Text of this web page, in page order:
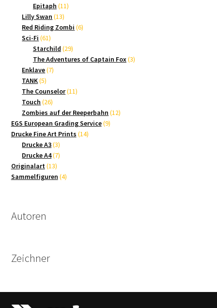
Produkte
Epitaph 1111
Lilly Swan 1313
Produkte
Red Riding Zombi 66
Sci-Fi 6161
Produkte
Starchild 2929
Produkte
The Adventures of Captain Fox 33
Enklave 77
TANK 55
Produkte
The Counselor 1111
Touch 2626
Produkte
Zombies auf der Reeperbahn 1212
EGS European Grading Service 99
Drucke Fine Art Prints 1414
Drucke A3 33
Produkte
Drucke A4 77
Originalart 1313
Produkte
Sammelfiguren 44
Autoren
Zeichner